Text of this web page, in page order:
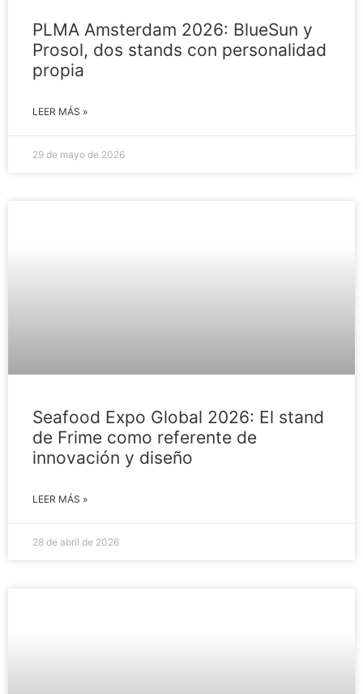
PLMA Amsterdam 2026: BlueSun y
Prosol, dos stands con personalidad
propia
LEER MÁS »
29 de mayo de 2026
Seafood Expo Global 2026: El stand
de Frime como referente de
innovación y diseño
LEER MÁS »
28 de abril de 2026